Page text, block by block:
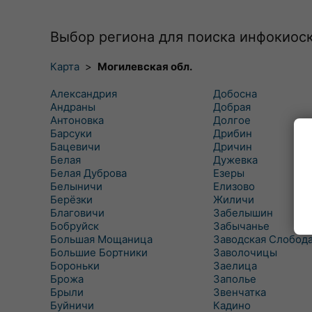
Выбор региона для поиска
Карта > Могилевская обл.
Александрия
Андраны
Антоновка
Барсуки
Бацевичи
Белая
Белая Дуброва
Белыничи
Берёзки
Благовичи
Бобруйск
Большая Мощаница
Большие Бортники
Бороньки
Брожа
Брыли
Буйничи
Добосна
Добрая
Долгое
Дрибин
Дричин
Дужевка
Езеры
Елизово
Жиличи
Забелышин
Забычанье
Заводская
Заволочицы
Заелица
Заполье
Звенчатка
Кадино